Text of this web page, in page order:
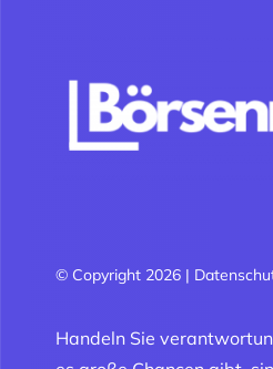
© Copyright 2026 |
Handeln Sie